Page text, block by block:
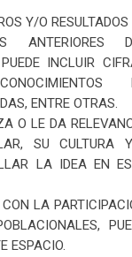
Y/O RESULTADOS
ANTERIORES
INCLUIR
ENTRE OTRAS.
O LE DA
SU CULTURA
LA IDEA EN
LA
ESPACIO.